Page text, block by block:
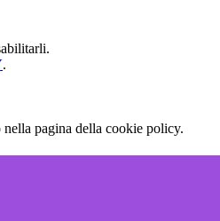
.
pagina della cookie policy.